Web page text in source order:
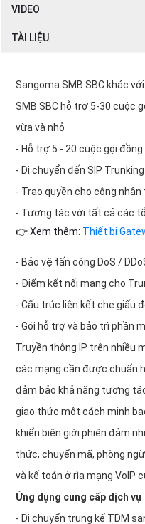
VIDEO
TÀI LIỆU
Sangoma SMB SBC khác
SMB SBC hỗ trợ 5-30 cuộc
vừa và nhỏ
- Hỗ trợ 5 - 20 cuộc gọi
- Di chuyển đến SIP
- Trao quyền cho công nhân
- Tương tác với tất cả các
👉 Xem thêm: Thiết bị
- Bảo vệ tấn công DoS /
- Điểm kết nối mạng cho
- Cấu trúc liên kết che giấu
- Gói hỗ trợ và bảo trì phần
Truyền thông IP trên nhiều
các mạng cần được chuẩn
đảm bảo khả năng tương
giao thức một cách minh
khiển biên giới phiên đảm
thức, chuyển mã, phòng
và kế toán ở rìa mạng VoIP
Ứng dụng cung cấp dịch vụ
- Di chuyển trung kế TDM